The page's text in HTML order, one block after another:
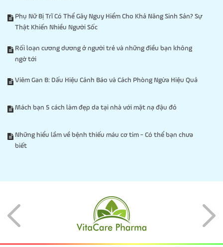
Phụ Nữ Bị Trĩ Có Thể Gây Nguy Hiểm Cho Khả Năng Sinh Sản? Sự
Thật Khiến Nhiều Người Sốc
Rối loạn cương dương ở người trẻ và những điều bạn không
ngờ tới
Viêm Gan B: Dấu Hiệu Cảnh Báo và Cách Phòng Ngừa Hiệu Quả
Mách bạn 5 cách làm đẹp da tại nhà với mặt nạ đậu đỏ
Những hiểu lầm về bệnh thiếu máu cơ tim - Có thể bạn chưa
biết